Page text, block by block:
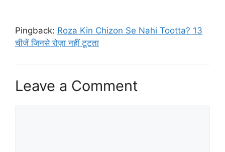
Pingback: Roza Kin Chizon Se Nahi Tootta? 13
चीजें जिनसे रोज़ा नहीं टूटता
Leave a Comment